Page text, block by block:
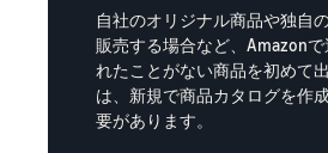
自社のオリジナル商品や独自
販売する場合など、Amazonで
れたことがない商品を初めて
は、新規で商品カタログを作
要があります。